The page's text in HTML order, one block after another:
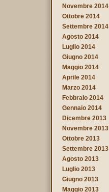
Novembre 2014
Ottobre 2014
Settembre 2014
Agosto 2014
Luglio 2014
Giugno 2014
Maggio 2014
Aprile 2014
Marzo 2014
Febbraio 2014
Gennaio 2014
Dicembre 2013
Novembre 2013
Ottobre 2013
Settembre 2013
Agosto 2013
Luglio 2013
Giugno 2013
Maggio 2013